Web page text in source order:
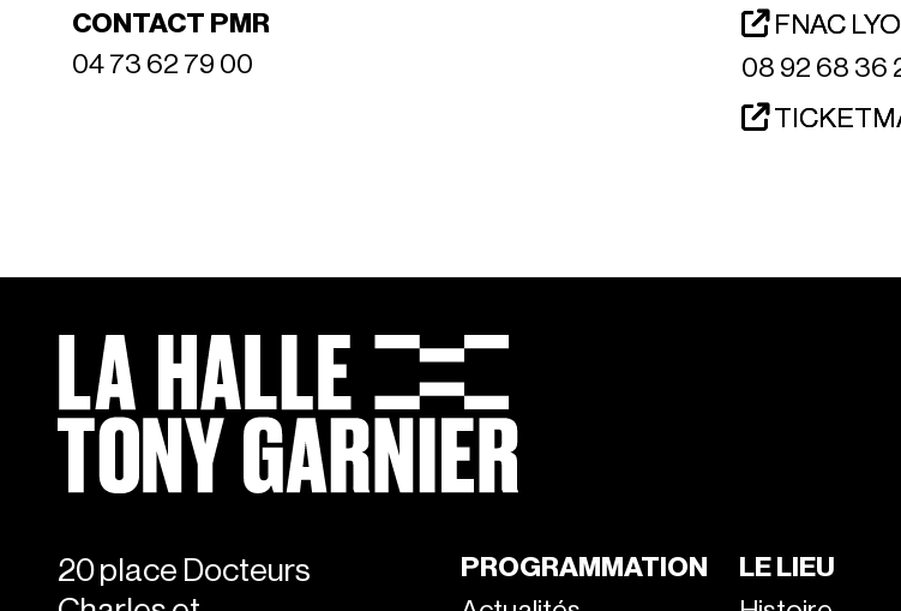
CONTACT PMR
04 73 62 79 00
FNAC
08 92 68 36
20 place Docteurs
PROGRAMMATION
LE LIEU